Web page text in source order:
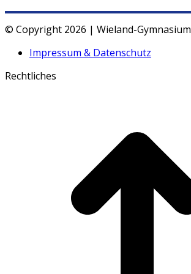
© Copyright 2026 | Wieland-Gymnasium
Impressum & Datenschutz
Rechtliches